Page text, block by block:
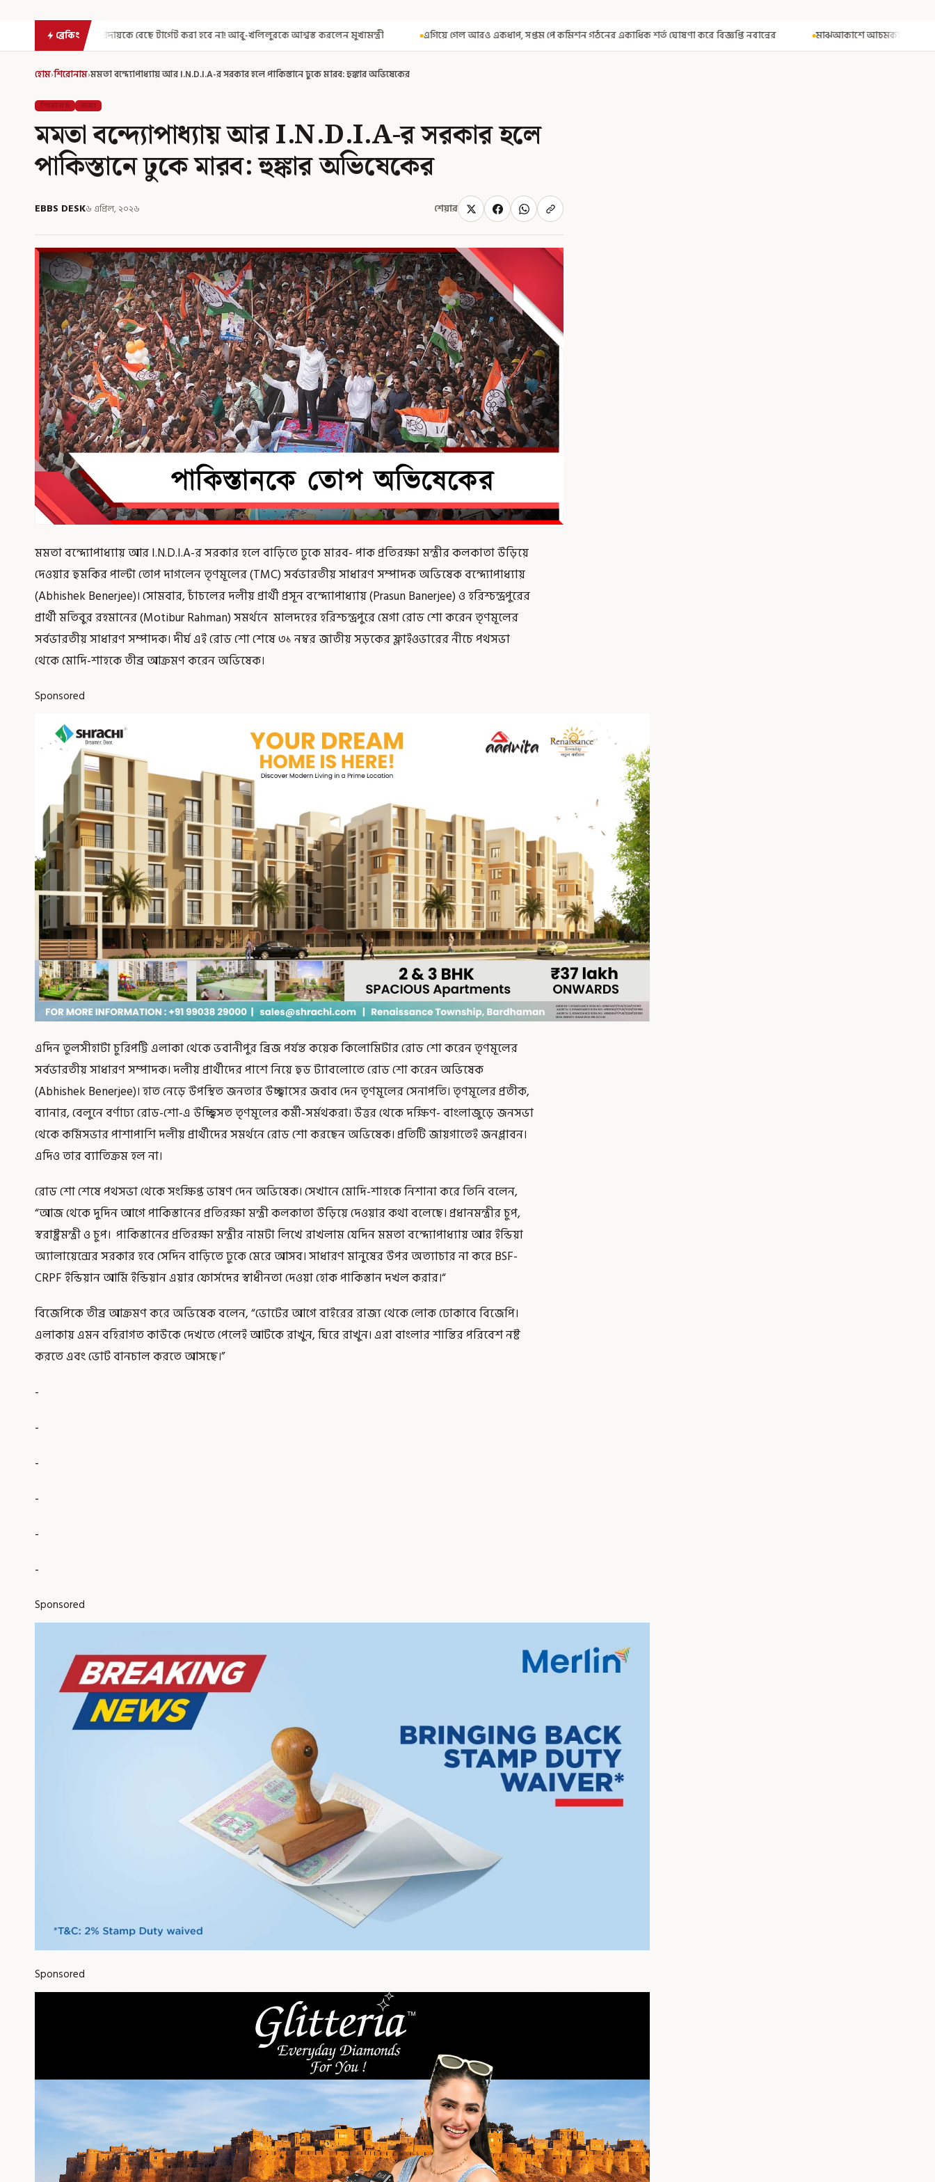
ব্রেকিং
বেছে টার্গেট করা হবে না! আবু-খলিলুরকে আশ্বস্ত করলেন মুখ্যমন্ত্রী এগিয়ে গেল আরও একধাপ, সপ্তম পে কমিশন গঠনের একাধিক শর্ত ঘোষণা করে বিজ্ঞপ্তি নবান্নের মাঝআকাশে আচমকা প্রবল ঝাঁকুনি! এয়ার ইন্ডিয়ার উড়ানে
হোম›শিরোনাম›মমতা বন্দ্যোপাধ্যায় আর I.N.D.I.A-র সরকার হলে পাকিস্তানে ঢুকে মারব: হুঙ্কার অভিষেকের
শিরোনাম রাজ্য
মমতা বন্দ্যোপাধ্যায় আর I.N.D.I.A-র সরকার হলে
পাকিস্তানে ঢুকে মারব: হুঙ্কার অভিষেকের
EBBS DESK৬ এপ্রিল, ২০২৬ শেয়ার
মমতা বন্দ্যোপাধ্যায় আর I.N.D.I.A-র সরকার হলে বাড়িতে ঢুকে মারব- পাক প্রতিরক্ষা মন্ত্রীর কলকাতা উড়িয়ে
দেওয়ার হুমকির পাল্টা তোপ দাগলেন তৃণমূলের (TMC) সর্বভারতীয় সাধারণ সম্পাদক অভিষেক বন্দ্যোপাধ্যায়
(Abhishek Benerjee)। সোমবার, চাঁচলের দলীয় প্রার্থী প্রসূন বন্দ্যোপাধ্যায় (Prasun Banerjee) ও হরিশ্চন্দ্রপুরের
প্রার্থী মতিবুর রহমানের (Motibur Rahman) সমর্থনে মালদহের হরিশ্চন্দ্রপুরে মেগা রোড শো করেন তৃণমূলের
সর্বভারতীয় সাধারণ সম্পাদক। দীর্ঘ এই রোড শো শেষে ৩১ নম্বর জাতীয় সড়কের ফ্লাইওভারের নীচে পথসভা
থেকে মোদি-শাহকে তীব্র আক্রমণ করেন অভিষেক।
Sponsored
এদিন তুলসীহাটা চুরিপট্টি এলাকা থেকে ভবানীপুর ব্রিজ পর্যন্ত কয়েক কিলোমিটার রোড শো করেন তৃণমূলের
সর্বভারতীয় সাধারণ সম্পাদক। দলীয় প্রার্থীদের পাশে নিয়ে হুড ট্যাবলোতে রোড শো করেন অভিষেক
(Abhishek Benerjee)। হাত নেড়ে উপস্থিত জনতার উচ্ছ্বাসের জবাব দেন তৃণমূলের সেনাপতি। তৃণমূলের প্রতীক,
ব্যানার, বেলুনে বর্ণাঢ্য রোড-শো-এ উচ্ছ্বিসত তৃণমূলের কর্মী-সর্মথকরা। উত্তর থেকে দক্ষিণ- বাংলাজুড়ে জনসভা
থেকে কর্মিসভার পাশাপাশি দলীয় প্রার্থীদের সমর্থনে রোড শো করছেন অভিষেক। প্রতিটি জায়গাতেই জনপ্লাবন।
এদিও তার ব্যাতিক্রম হল না।
রোড শো শেষে পথসভা থেকে সংক্ষিপ্ত ভাষণ দেন অভিষেক। সেখানে মোদি-শাহকে নিশানা করে তিনি বলেন,
“আজ থেকে দুদিন আগে পাকিস্তানের প্রতিরক্ষা মন্ত্রী কলকাতা উড়িয়ে দেওয়ার কথা বলেছে। প্রধানমন্ত্রীর চুপ,
স্বরাষ্ট্রমন্ত্রী ও চুপ। পাকিস্তানের প্রতিরক্ষা মন্ত্রীর নামটা লিখে রাখলাম যেদিন মমতা বন্দ্যোপাধ্যায় আর ইন্ডিয়া
অ্যালায়েন্সের সরকার হবে সেদিন বাড়িতে ঢুকে মেরে আসব। সাধারণ মানুষের উপর অত্যাচার না করে BSF-
CRPF ইন্ডিয়ান আর্মি ইন্ডিয়ান এয়ার ফোর্সদের স্বাধীনতা দেওয়া হোক পাকিস্তান দখল করার।“
বিজেপিকে তীব্র আক্রমণ করে অভিষেক বলেন, “ভোটের আগে বাইরের রাজ্য থেকে লোক ঢোকাবে বিজেপি।
এলাকায় এমন বহিরাগত কাউকে দেখতে পেলেই আটকে রাখুন, ঘিরে রাখুন। এরা বাংলার শান্তির পরিবেশ নষ্ট
করতে এবং ভোট বানচাল করতে আসছে।”
-
-
-
-
-
-
Sponsored
Sponsored